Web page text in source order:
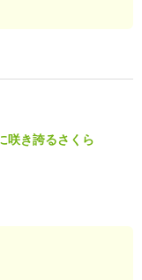
咲き誇るさくら